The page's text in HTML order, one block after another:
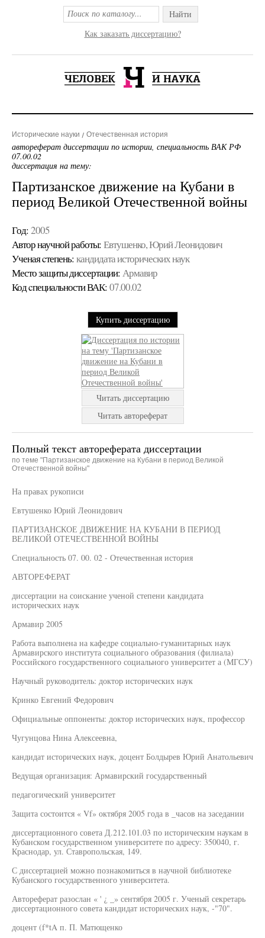
Найти
Как заказать диссертацию?
Исторические науки Отечественная история
автореферат диссертации по истории, специальность ВАК РФ
07.00.02
диссертация на тему:
Партизанское движение на Кубани в
период Великой Отечественной войны
Год: 2005
Автор научной работы: Евтушенко, Юрий Леонидович
Ученая cтепень: кандидата исторических наук
Место защиты диссертации: Армавир
Код cпециальности ВАК: 07.00.02
Купить диссертацию
Читать диссертацию
Читать автореферат
Полный текст автореферата диссертации
по теме "Партизанское движение на Кубани в период Великой
Отечественной войны"
На правах рукописи
Евтушенко Юрий Леонидович
ПАРТИЗАНСКОЕ ДВИЖЕНИЕ НА КУБАНИ В ПЕРИОД
ВЕЛИКОЙ ОТЕЧЕСТВЕННОЙ ВОЙНЫ
Специальность 07. 00. 02 - Отечественная история
АВТОРЕФЕРАТ
диссертации на соискание ученой степени кандидата
исторических наук
Армавир 2005
Работа выполнена на кафедре социально-гуманитарных наук
Армавирского института социального образования (филиала)
Российского государственного социального университет а (МГСУ)
Научный руководитель: доктор исторических наук
Кринко Евгений Федорович
Официальные оппоненты: доктор исторических наук, профессор
Чугунцова Нина Алексеевна,
кандидат исторических наук, доцент Болдырев Юрий Анатольевич
Ведущая организация: Армавирский государственный
педагогический университет
Защита состоится « Vf» октября 2005 года в _часов на заседании
диссертационного совета Д.212.101.03 по историческим наукам в
Кубанском государственном университете по адресу: 350040, г.
Краснодар, ул. Ставропольская, 149.
С диссертацией можно познакомиться в научной библиотеке
Кубанского государственного университета.
Автореферат разослан « ' ¿ _» сентября 2005 г. Ученый секретарь
диссертационного совета кандидат исторических наук, -"70".
доцент (f*tA п. П. Матющенко